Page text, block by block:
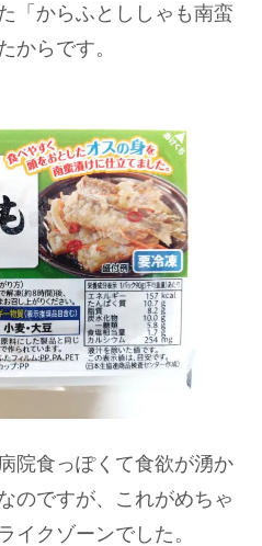
「からふとししゃも南蛮
からです。
院食っぽくて食欲が湧か
のですが、これがめちゃ
イクゾーンでした。